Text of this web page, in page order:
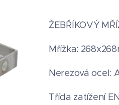
ŽEBŘÍKOVÝ
Mřížka:
Nerezová ocel:
Třída zatížení